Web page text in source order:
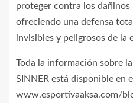
proteger contra los
ofreciendo una defensa
invisibles y peligrosos de la
Toda la información sobre
SINNER está disponible en
www.esportivaaksa.com/